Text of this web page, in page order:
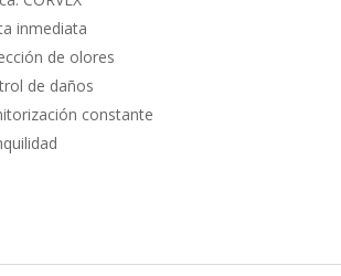
inmediata
de olores
de daños
constante